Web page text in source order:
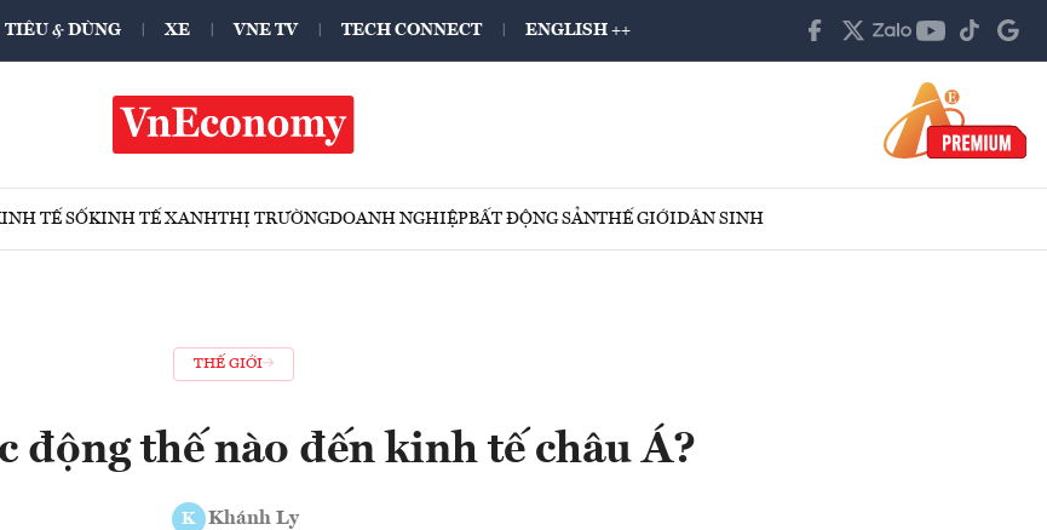
TIÊU & DÙNG XE VNE TV TECH CONNECT ENGLISH ++
TẾ SỐKINH TẾ XANHTHỊ TRƯỜNGDOANH NGHIỆPBẤT ĐỘNG SẢNTHẾ GIỚIDÂN SINH
THẾ GIỚI
động thế nào đến kinh tế châu Á?
K Khánh Ly